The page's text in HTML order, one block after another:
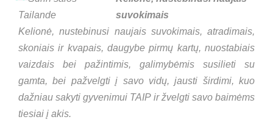
suvokimais
Kelionė, nustebinusi naujais suvokimais, atradimais,
skoniais ir kvapais, daugybe pirmų kartų, nuostabiais
vaizdais bei pažintimis, galimybėmis susilieti su
gamta, bei pažvelgti į savo vidų, jausti širdimi, kuo
dažniau sakyti gyvenimui TAIP ir žvelgti savo baimėms
tiesiai į akis.